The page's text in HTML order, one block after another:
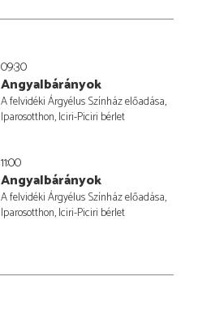
09:30
Angyalbárányok
A felvidéki Árgyélus Színház előadása,
Iparosotthon, Iciri-Piciri bérlet
11:00
Angyalbárányok
A felvidéki Árgyélus Színház előadása,
Iparosotthon, Iciri-Piciri bérlet